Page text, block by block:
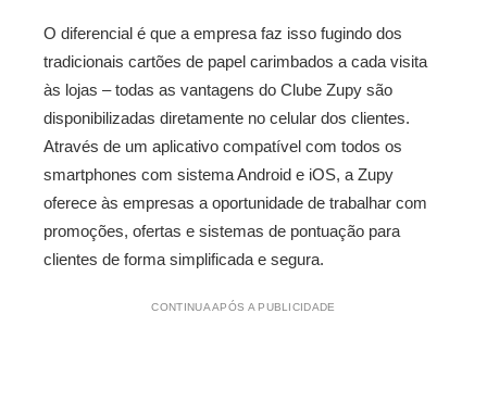
O diferencial é que a empresa faz isso fugindo dos
tradicionais cartões de papel carimbados a cada visita
às lojas – todas as vantagens do Clube Zupy são
disponibilizadas diretamente no celular dos clientes.
Através de um aplicativo compatível com todos os
smartphones com sistema Android e iOS, a Zupy
oferece às empresas a oportunidade de trabalhar com
promoções, ofertas e sistemas de pontuação para
clientes de forma simplificada e segura.
CONTINUA APÓS A PUBLICIDADE